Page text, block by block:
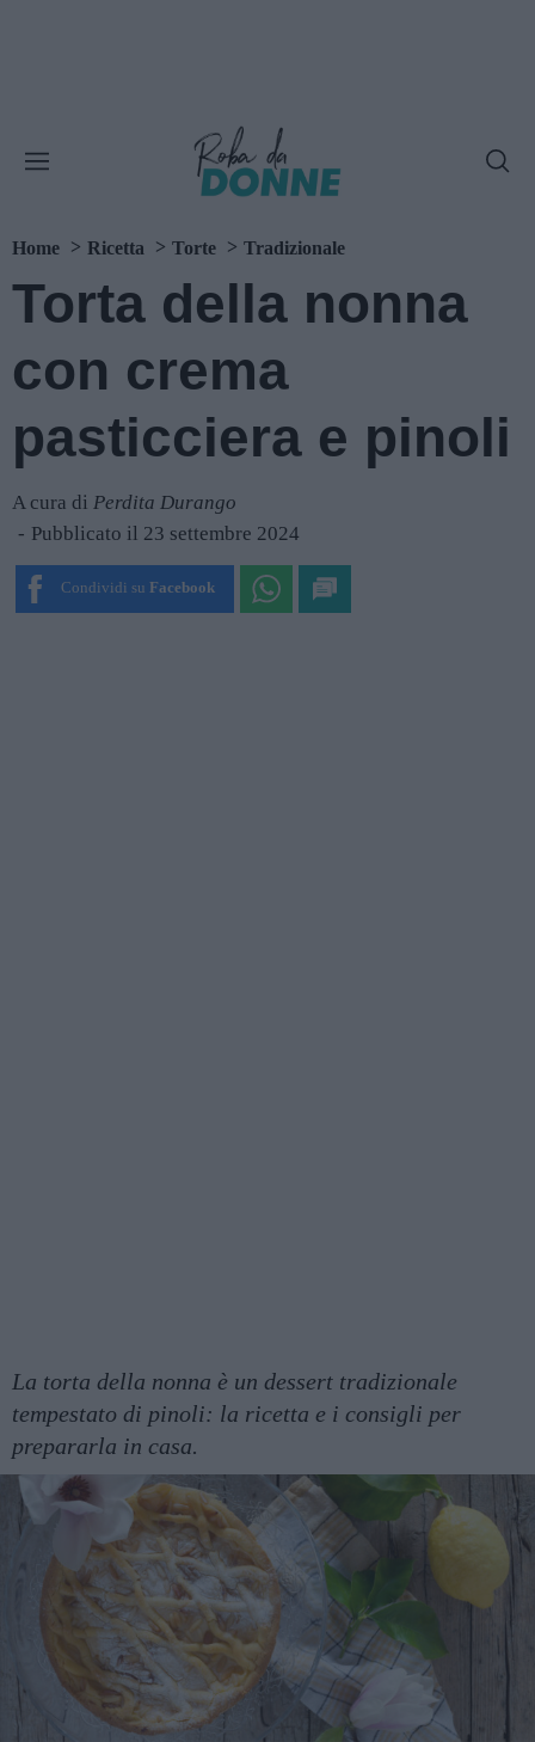
Home Ricetta Torte Tradizionale
Torta della nonna
con crema
pasticciera e pinoli
A cura di Perdita Durango
Pubblicato il 23 settembre 2024
Condividi su Facebook
La torta della nonna è un dessert tradizionale
tempestato di pinoli: la ricetta e i consigli per
prepararla in casa.